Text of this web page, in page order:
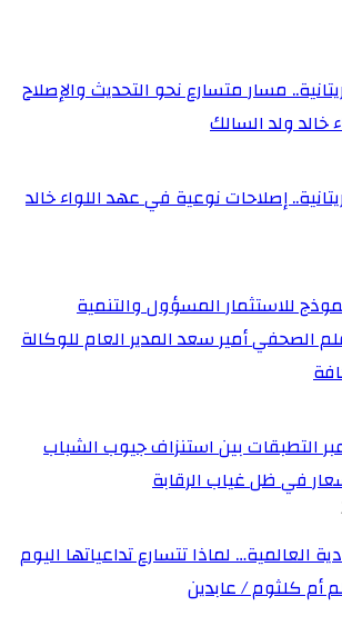
مسار متسارع نحو التحديث والإصلاح
خالد ولد السالك
إصلاحات نوعية في عهد اللواء خالد
للاستثمار المسؤول والتنمية
الصحفي أمير سعد المدير العام للوكالة
التطبقات بين استنزاف جيوب الشباب
في ظل غياب الرقابة
العالمية… لماذا تتسارع تداعياتها اليوم
أم كلثوم / عابدين